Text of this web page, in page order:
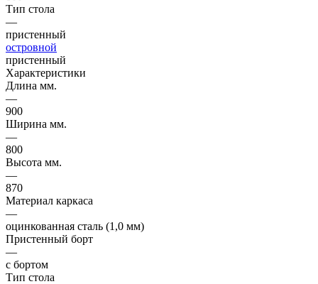
Тип стола
—
пристенный
островной
пристенный
Характеристики
Длина мм.
—
900
Ширина мм.
—
800
Высота мм.
—
870
Материал каркаса
—
оцинкованная сталь (1,0 мм)
Пристенный борт
—
с бортом
Тип стола